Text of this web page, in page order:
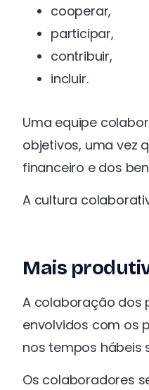
cooperar,
participar,
contribuir,
incluir.
Uma equipe
objetivos, uma vez
financeiro e dos
A cultura
Mais
A colaboração dos
envolvidos com os
nos tempos hábeis
Os colaboradores